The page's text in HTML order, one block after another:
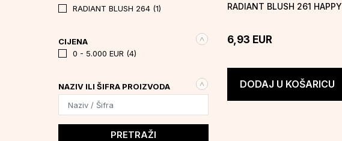
RADIANT BLUSH 264 (1)
CIJENA
0 - 5.000 EUR (4)
NAZIV ILI ŠIFRA PROIZVODA
PRETRAŽI
RADIANT BLUSH 261 HAPPY
6,93 EUR
DODAJ U KOŠARICU